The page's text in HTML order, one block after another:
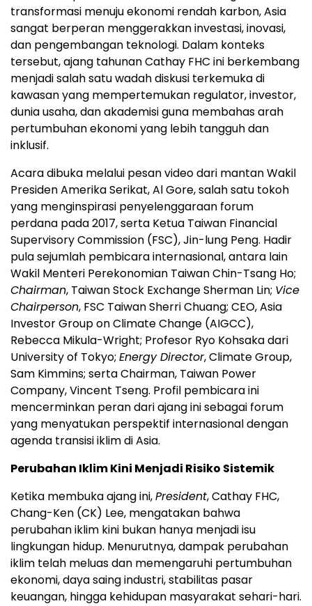
transformasi menuju ekonomi rendah karbon, Asia
sangat berperan menggerakkan investasi, inovasi,
dan pengembangan teknologi. Dalam konteks
tersebut, ajang tahunan Cathay FHC ini berkembang
menjadi salah satu wadah diskusi terkemuka di
kawasan yang mempertemukan regulator, investor,
dunia usaha, dan akademisi guna membahas arah
pertumbuhan ekonomi yang lebih tangguh dan
inklusif.
Acara dibuka melalui pesan video dari mantan Wakil
Presiden Amerika Serikat, Al Gore, salah satu tokoh
yang menginspirasi penyelenggaraan forum
perdana pada 2017, serta Ketua Taiwan Financial
Supervisory Commission (FSC), Jin-lung Peng. Hadir
pula sejumlah pembicara internasional, antara lain
Wakil Menteri Perekonomian Taiwan Chin-Tsang Ho;
Chairman, Taiwan Stock Exchange Sherman Lin; Vice
Chairperson, FSC Taiwan Sherri Chuang; CEO, Asia
Investor Group on Climate Change (AIGCC),
Rebecca Mikula-Wright; Profesor Ryo Kohsaka dari
University of Tokyo; Energy Director, Climate Group,
Sam Kimmins; serta Chairman, Taiwan Power
Company, Vincent Tseng. Profil pembicara ini
mencerminkan peran dari ajang ini sebagai forum
yang menyatukan perspektif internasional dengan
agenda transisi iklim di Asia.
Perubahan Iklim Kini Menjadi Risiko Sistemik
Ketika membuka ajang ini,President, Cathay FHC,
Chang-Ken (CK) Lee, mengatakan bahwa
perubahan iklim kini bukan hanya menjadi isu
lingkungan hidup. Menurutnya, dampak perubahan
iklim telah meluas dan memengaruhi pertumbuhan
ekonomi, daya saing industri, stabilitas pasar
keuangan, hingga kehidupan masyarakat sehari-hari.